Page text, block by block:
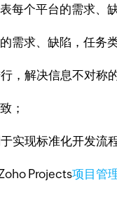
每个平台的需求、
求、缺陷，任务
，解决信息不对称
；
实现标准化开发流程
Projects项目管